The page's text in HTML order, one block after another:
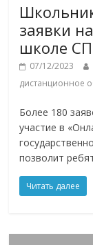
заявки
школе
07/12/2023
дистанционное
Более 180
участие в
позволит
Читать далее